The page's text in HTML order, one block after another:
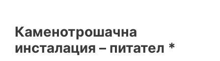
Каменотрошачна
инсталация – питател *